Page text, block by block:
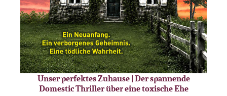
Unser perfektes Zuhause | Der spannende
Domestic Thriller über eine toxische Ehe